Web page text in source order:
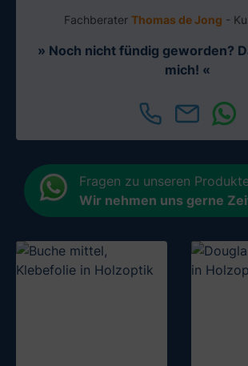
Fachberater Thomas de Jong -
» Noch nicht fündig geworden?
mich! «
Fragen zu unseren
Wir nehmen uns gerne